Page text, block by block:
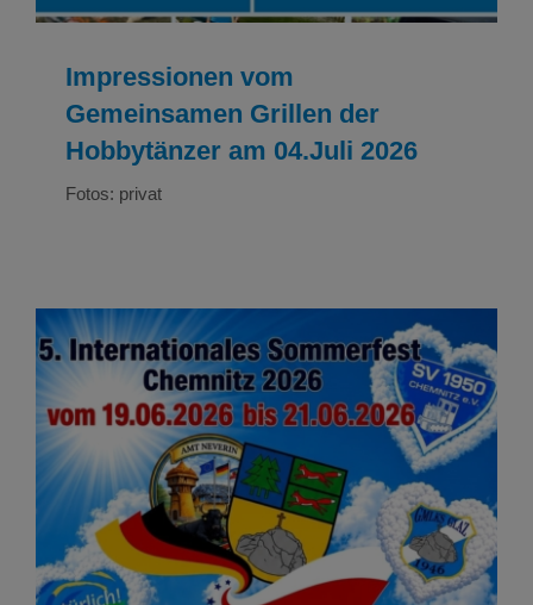
Impressionen vom
Gemeinsamen Grillen der
Hobbytänzer am 04.Juli 2026
Fotos: privat
Impressionen vom Auftritt am 20.06.26 beim 5.
Internationalen Sommerfest in Chemnitz
Bilder Bilder Tanzen